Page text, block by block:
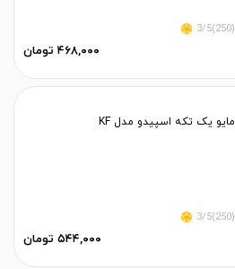
(250)3/5
۴۶۸,۰۰۰ تومان
مایو یک تکه اسپیدو مدل KF
(250)3/5
۵۴۴,۰۰۰ تومان